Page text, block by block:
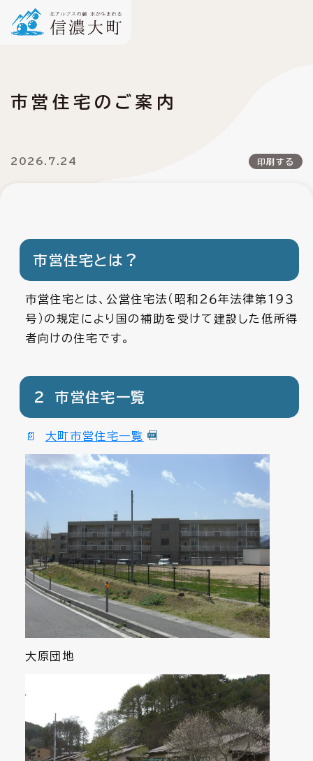
市営住宅のご案内
2026.7.24 印刷する
市営住宅とは？
市営住宅とは、公営住宅法（昭和２６年法律第１９３
号）の規定により国の補助を受けて建設した低所得
者向けの住宅です。
２ 市営住宅一覧
大町市営住宅一覧
大原団地